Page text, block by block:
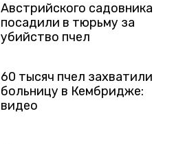
Австрийского садовника
посадили в тюрьму за
убийство пчел
60 тысяч пчел захватили
больницу в Кембридже:
видео